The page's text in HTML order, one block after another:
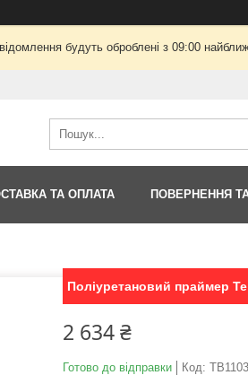
будуть оброблені з 09:00
ТА ОПЛАТА ПОВЕРНЕННЯ
Поліуретановий праймер
2 634 ₴
Готово до відправки Код: TB1103